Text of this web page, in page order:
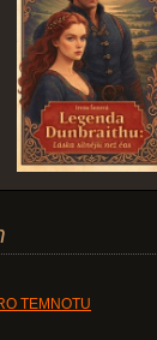
TEMNOTU